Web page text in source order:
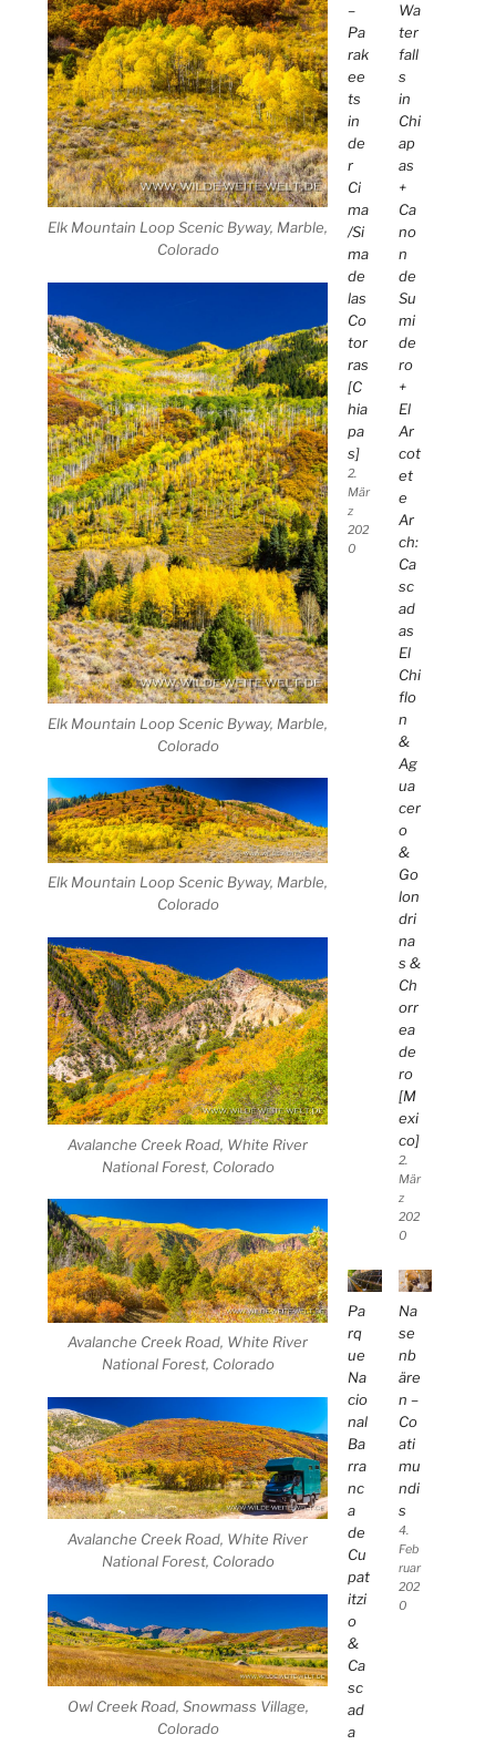
Elk Mountain Loop Scenic Byway, Marble,
Colorado
Elk Mountain Loop Scenic Byway, Marble,
Colorado
Elk Mountain Loop Scenic Byway, Marble,
Colorado
Avalanche Creek Road, White River
National Forest, Colorado
Avalanche Creek Road, White River
National Forest, Colorado
Avalanche Creek Road, White River
National Forest, Colorado
Owl Creek Road, Snowmass Village,
Colorado
–
Pa
rak
ee
ts
in
de
r
Ci
ma
/Si
ma
de
las
Co
tor
ras
[C
hia
pa
s]
2.
Mär
z
202
0
Wa
ter
fall
s
in
Chi
ap
as
+
Ca
no
n
de
Su
mi
de
ro
+
El
Ar
cot
et
e
Ar
ch:
Ca
sc
ad
as
El
Chi
flo
n
&
Ag
ua
cer
o
&
Go
lon
dri
na
s &
Ch
orr
ea
de
ro
[M
exi
co]
2.
Mär
z
202
0
Pa
rq
ue
Na
cio
nal
Ba
rra
nc
a
de
Cu
pat
itzi
o
&
Ca
sc
ad
a
Na
se
nb
äre
n –
Co
ati
mu
ndi
s
4.
Feb
ruar
202
0